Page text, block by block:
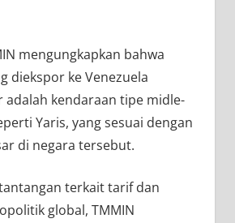
mengungkapkan bahwa
diekspor ke Venezuela
adalah kendaraan tipe midle-
Yaris, yang sesuai dengan
di negara tersebut.
terkait tarif dan
global, TMMIN